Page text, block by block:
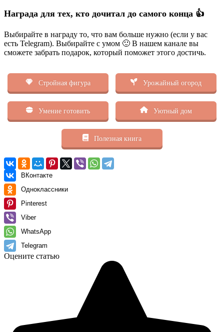
Награда для тех, кто дочитал до самого конца 👍
Выбирайте в награду то, что вам больше нужно (если у вас
есть Telegram). Выбирайте с умом 🙂 В нашем канале вы
сможете забрать подарок, который поможет этого достичь.
Стройная фигура Урожайный огород
Умение готовить Уютный дом
Полезная книга
ВКонтакте
Одноклассники
Pinterest
Viber
WhatsApp
Telegram
Оцените статью